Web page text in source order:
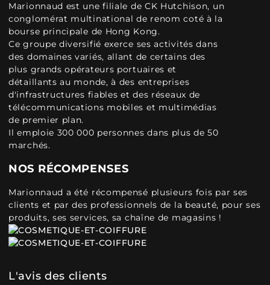
Marionnaud est une filiale de CK Hutchison, un
conglomérat multinational de renom coté à la
bourse principale de Hong Kong.
Ce groupe diversifié exerce ses activités dans
des domaines variés, allant de certains des
plus grands opérateurs portuaires et
détaillants au monde, à des entreprises
d'infrastructures fiables et des réseaux de
télécommunications mobiles et multimédias
de premier plan.
Il emploie 300 000 personnes dans plus de 50
marchés.
NOS RÉCOMPENSES
Marionnaud a été récompensé plusieurs fois par ses
clients et par des professionnels de la beauté, pour ses
produits, ses services, sa chaîne de magasins !
L'avis des clients